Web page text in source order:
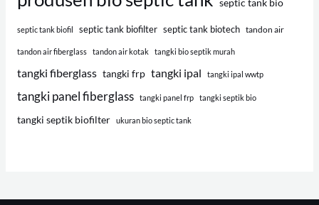
septic tank bio
septic tank biofil septic tank biofilter septic tank biotech tandon air
tandon air fiberglass tandon air kotak tangki bio septik murah
tangki fiberglass tangki frp tangki ipal tangki ipal wwtp
tangki panel fiberglass tangki panel frp tangki septik bio
tangki septik biofilter ukuran bio septic tank